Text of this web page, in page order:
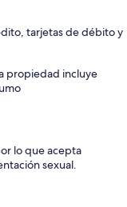
tarjetas de débito y
propiedad incluye
lo que acepta
sexual.